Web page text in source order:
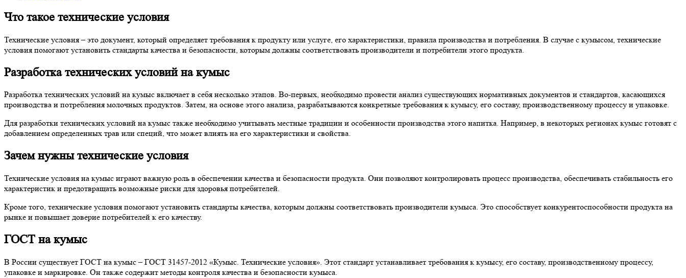
Что такое технические условия
Технические условия – это документ, который определяет требования к продукту или услуге, его характеристики, правила производства и потребления. В случае с кумысом, технические
условия помогают установить стандарты качества и безопасности, которым должны соответствовать производители и потребители этого продукта.
Разработка технических условий на кумыс
Разработка технических условий на кумыс включает в себя несколько этапов. Во-первых, необходимо провести анализ существующих нормативных документов и стандартов, касающихся
производства и потребления молочных продуктов. Затем, на основе этого анализа, разрабатываются конкретные требования к кумысу, его составу, производственному процессу и упаковке.
Для разработки технических условий на кумыс также необходимо учитывать местные традиции и особенности производства этого напитка. Например, в некоторых регионах кумыс готовят с
добавлением определенных трав или специй, что может влиять на его характеристики и свойства.
Зачем нужны технические условия
Технические условия на кумыс играют важную роль в обеспечении качества и безопасности продукта. Они позволяют контролировать процесс производства, обеспечивать стабильность его
характеристик и предотвращать возможные риски для здоровья потребителей.
Кроме того, технические условия помогают установить стандарты качества, которым должны соответствовать производители кумыса. Это способствует конкурентоспособности продукта на
рынке и повышает доверие потребителей к его качеству.
ГОСТ на кумыс
В России существует ГОСТ на кумыс – ГОСТ 31457-2012 «Кумыс. Технические условия». Этот стандарт устанавливает требования к кумысу, его составу, производственному процессу,
упаковке и маркировке. Он также содержит методы контроля качества и безопасности кумыса.